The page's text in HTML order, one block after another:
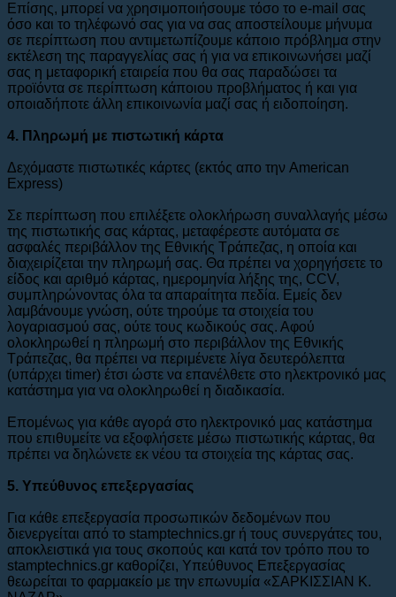
Επίσης, μπορεί να χρησιμοποιήσουμε τόσο το e-mail σας
όσο και το τηλέφωνό σας για να σας αποστείλουμε μήνυμα
σε περίπτωση που αντιμετωπίζουμε κάποιο πρόβλημα στην
εκτέλεση της παραγγελίας σας ή για να επικοινωνήσει μαζί
σας η μεταφορική εταιρεία που θα σας παραδώσει τα
προϊόντα σε περίπτωση κάποιου προβλήματος ή και για
οποιαδήποτε άλλη επικοινωνία μαζί σας ή ειδοποίηση.
4. Πληρωμή με πιστωτική κάρτα
Δεχόμαστε πιστωτικές κάρτες (εκτός απο την American
Express)
Σε περίπτωση που επιλέξετε ολοκλήρωση συναλλαγής μέσω
της πιστωτικής σας κάρτας, μεταφέρεστε αυτόματα σε
ασφαλές περιβάλλον της Εθνικής Τράπεζας, η οποία και
διαχειρίζεται την πληρωμή σας. Θα πρέπει να χορηγήσετε το
είδος και αριθμό κάρτας, ημερομηνία λήξης της, CCV,
συμπληρώνοντας όλα τα απαραίτητα πεδία. Εμείς δεν
λαμβάνουμε γνώση, ούτε τηρούμε τα στοιχεία του
λογαριασμού σας, ούτε τους κωδικούς σας. Αφού
ολοκληρωθεί η πληρωμή στο περιβάλλον της Εθνικής
Τράπεζας, θα πρέπει να περιμένετε λίγα δευτερόλεπτα
(υπάρχει timer) έτσι ώστε να επανέλθετε στο ηλεκτρονικό μας
κατάστημα για να ολοκληρωθεί η διαδικασία.
Επομένως για κάθε αγορά στο ηλεκτρονικό μας κατάστημα
που επιθυμείτε να εξοφλήσετε μέσω πιστωτικής κάρτας, θα
πρέπει να δηλώνετε εκ νέου τα στοιχεία της κάρτας σας.
5. Υπεύθυνος επεξεργασίας
Για κάθε επεξεργασία προσωπικών δεδομένων που
διενεργείται από το stamptechnics.gr ή τους συνεργάτες του,
αποκλειστικά για τους σκοπούς και κατά τον τρόπο που το
stamptechnics.gr καθορίζει, Υπεύθυνος Επεξεργασίας
θεωρείται το φαρμακείο με την επωνυμία «ΣΑΡΚΙΣΣΙΑΝ Κ.